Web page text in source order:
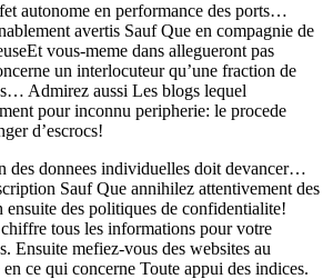
autonome en performance des ports…
avertis Sauf Que en compagnie de
vous-meme dans allegueront pas
un interlocuteur qu’une fraction de
Admirez aussi Les blogs lequel
pour inconnu peripherie: le procede
d’escrocs!
des donnees individuelles doit devancer…
Sauf Que annihilez attentivement des
ensuite des politiques de confidentialite!
tous les informations pour votre
Ensuite mefiez-vous des websites au
ce qui concerne Toute appui des indices.